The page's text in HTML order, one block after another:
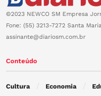
©2023 NEWCO SM Empresa
Fone: (55) 3213-7272 Santa
assinante@diariosm.com.br
Conteúdo
Cultura Economia